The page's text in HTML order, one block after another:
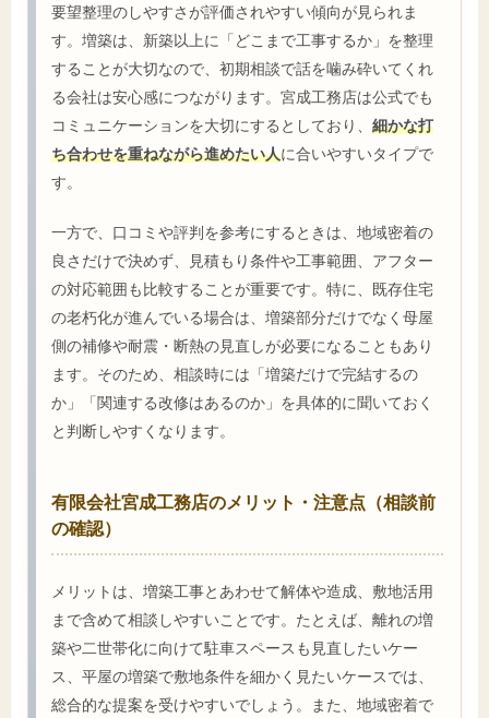
要望整理のしやすさが評価されやすい傾向が見られま
す。増築は、新築以上に「どこまで工事するか」を整理
することが大切なので、初期相談で話を噛み砕いてくれ
る会社は安心感につながります。宮成工務店は公式でも
コミュニケーションを大切にするとしており、 細かな打
ち合わせを重ねながら進めたい人に合いやすいタイプで
す。
一方で、口コミや評判を参考にするときは、地域密着の
良さだけで決めず、見積もり条件や工事範囲、アフター
の対応範囲も比較することが重要です。特に、既存住宅
の老朽化が進んでいる場合は、増築部分だけでなく母屋
側の補修や耐震・断熱の見直しが必要になることもあり
ます。そのため、相談時には「増築だけで完結するの
か」「関連する改修はあるのか」を具体的に聞いておく
と判断しやすくなります。
有限会社宮成工務店のメリット・注意点（相談前
の確認）
メリットは、増築工事とあわせて解体や造成、敷地活用
まで含めて相談しやすいことです。たとえば、離れの増
築や二世帯化に向けて駐車スペースも見直したいケー
ス、平屋の増築で敷地条件を細かく見たいケースでは、
総合的な提案を受けやすいでしょう。また、地域密着で